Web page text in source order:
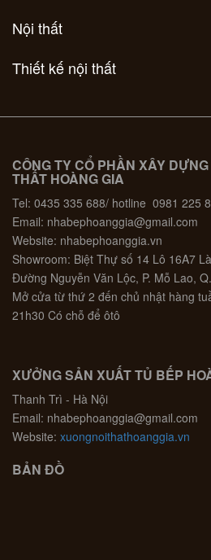
Nội thất
Thiết kế nội thất
CÔNG TY CỔ PHẦN XÂY
THẤT HOÀNG GIA
Tel: 0435 335 688/ hotline 0981 225
Email: nhabephoanggia@gmail.com
Website: nhabephoanggia.vn
Showroom: Biệt Thự số 14 Lô 16A7
Đường Nguyễn Văn Lộc, P. Mỗ Lao,
Mở cửa từ thứ 2 đến chủ nhật hàng
21h30 Có chỗ để ôtô
XƯỞNG SẢN XUẤT TỦ BẾP
Thanh Trì - Hà Nội
Email: nhabephoanggia@gmail.com
Website: xuongnoithathoanggia.vn
BẢN ĐỒ